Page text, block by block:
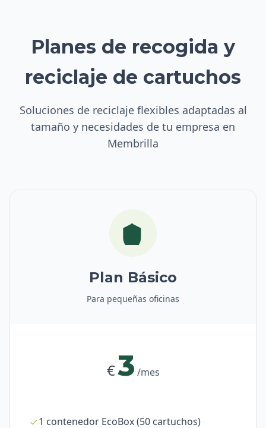
Planes de recogida y
reciclaje de cartuchos
Soluciones de reciclaje flexibles adaptadas al
tamaño y necesidades de tu empresa en
Membrilla
Plan Básico
Para pequeñas oficinas
€3 /mes
1 contenedor EcoBox (50 cartuchos)